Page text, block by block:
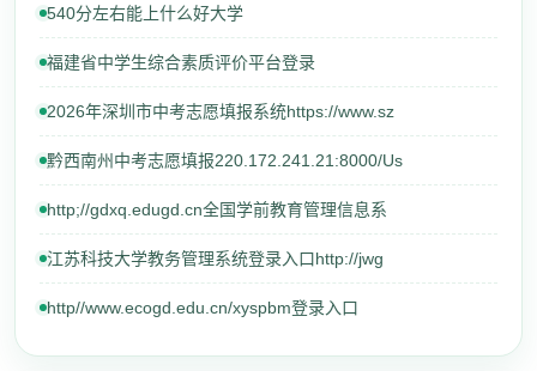
540分左右能上什么好大学
福建省中学生综合素质评价平台登录
2026年深圳市中考志愿填报系统https://www.sz
黔西南州中考志愿填报220.172.241.21:8000/Us
http;//gdxq.edugd.cn全国学前教育管理信息系
江苏科技大学教务管理系统登录入口http://jwg
http//www.ecogd.edu.cn/xyspbm登录入口